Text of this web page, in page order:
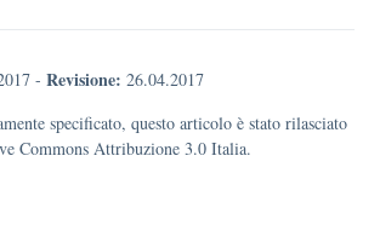
- Revisione: 26.04.2017
specificato, questo articolo è stato rilasciato
Commons Attribuzione 3.0 Italia.